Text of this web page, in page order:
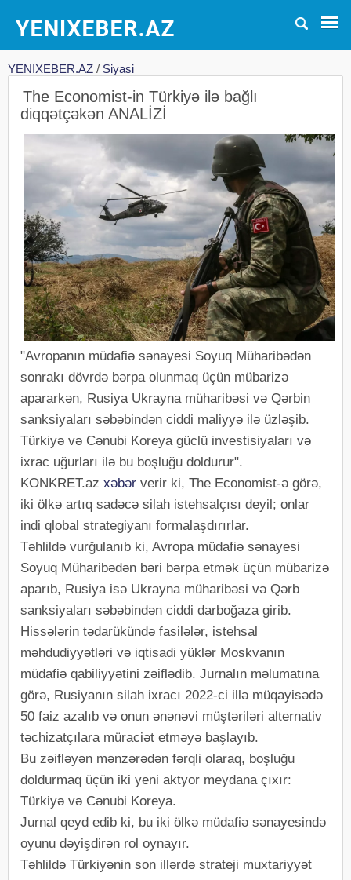
YENIXEBER.AZ / Siyasi
The Economist-in Türkiyə ilə bağlı
diqqətçəkən ANALİZİ
"Avropanın müdafiə sənayesi Soyuq Müharibədən
sonrakı dövrdə bərpa olunmaq üçün mübarizə
apararkən, Rusiya Ukrayna müharibəsi və Qərbin
sanksiyaları səbəbindən ciddi maliyyə ilə üzləşib.
Türkiyə və Cənubi Koreya güclü investisiyaları və
ixrac uğurları ilə bu boşluğu doldurur".
KONKRET.az xəbər verir ki, The Economist-ə görə,
iki ölkə artıq sadəcə silah istehsalçısı deyil; onlar
indi qlobal strategiyanı formalaşdırırlar.
Təhlildə vurğulanıb ki, Avropa müdafiə sənayesi
Soyuq Müharibədən bəri bərpa etmək üçün mübarizə
aparıb, Rusiya isə Ukrayna müharibəsi və Qərb
sanksiyaları səbəbindən ciddi darboğaza girib.
Hissələrin tədarükündə fasilələr, istehsal
məhdudiyyətləri və iqtisadi yüklər Moskvanın
müdafiə qabiliyyətini zəiflədib. Jurnalın məlumatına
görə, Rusiyanın silah ixracı 2022-ci illə müqayisədə
50 faiz azalıb və onun ənənəvi müştəriləri alternativ
təchizatçılara müraciət etməyə başlayıb.
Bu zəifləyən mənzərədən fərqli olaraq, boşluğu
doldurmaq üçün iki yeni aktyor meydana çıxır:
Türkiyə və Cənubi Koreya.
Jurnal qeyd edib ki, bu iki ölkə müdafiə sənayesində
oyunu dəyişdirən rol oynayır.
Təhlildə Türkiyənin son illərdə strateji muxtariyyət